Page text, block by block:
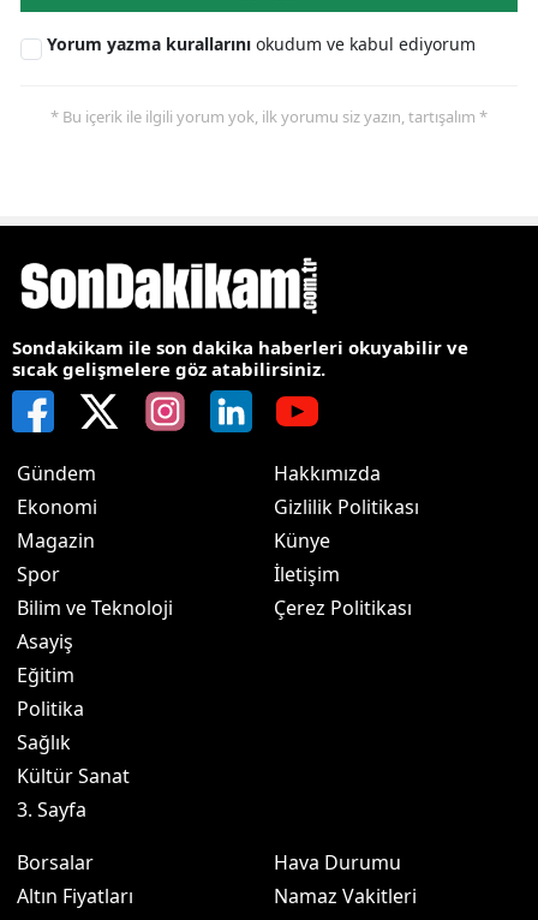
Yorum yazma kurallarını okudum ve kabul ediyorum
* Bu içerik ile ilgili yorum yok, ilk yorumu siz yazın, tartışalım *
Sondakikam ile son dakika haberleri okuyabilir ve
sıcak gelişmelere göz atabilirsiniz.
Gündem
Ekonomi
Magazin
Spor
Bilim ve Teknoloji
Asayiş
Eğitim
Politika
Sağlık
Kültür Sanat
3. Sayfa
Hakkımızda
Gizlilik Politikası
Künye
İletişim
Çerez Politikası
Borsalar
Altın Fiyatları
Hava Durumu
Namaz Vakitleri